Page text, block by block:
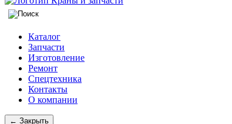
Каталог
Запчасти
Изготовление
Ремонт
Спецтехника
Контакты
О компании
← Закрыть